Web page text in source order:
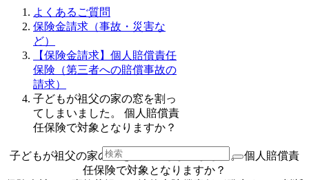
よくあるご質問
保険金請求（事故・災害な
ど）
【保険金請求】個人賠償責任
保険（第三者への賠償事故の
請求）
子どもが祖父の家の窓を割っ
てしまいました。 個人賠償責
任保険で対象となりますか？
子どもが祖父の家の窓を割ってしまいました。 個人賠償責
任保険で対象となりますか？